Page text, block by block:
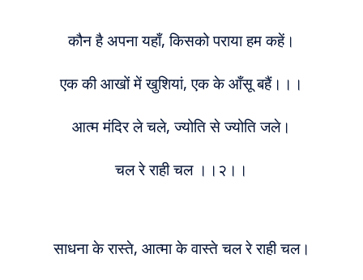
कौन है अपना यहाँ, किसको पराया हम कहें।
एक की आखों में खुशियां, एक के आँसू बहैं।।।
आत्म मंदिर ले चले, ज्योति से ज्योति जले।
चल रे राही चल ।।२।।
साधना के रास्ते, आत्मा के वास्ते चल रे राही चल।